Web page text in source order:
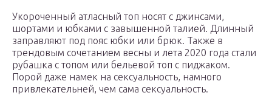
Укороченный атласный топ носят с джинсами,
шортами и юбками с завышенной талией. Длинный
заправляют под пояс юбки или брюк. Также в
трендовым сочетанием весны и лета 2020 года стали
рубашка с топом или бельевой топ с пиджаком.
Порой даже намек на сексуальность, намного
привлекательней, чем сама сексуальность.